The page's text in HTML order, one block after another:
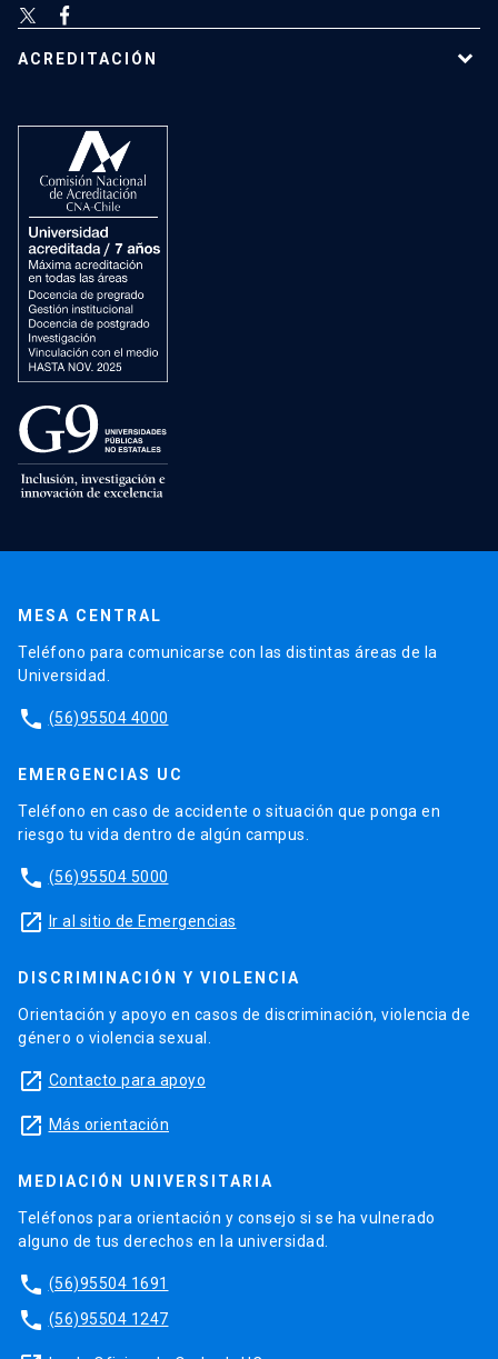
ACREDITACIÓN
MESA CENTRAL
Teléfono para comunicarse con las distintas áreas de la
Universidad.
phone (56)95504 4000
EMERGENCIAS UC
Teléfono en caso de accidente o situación que ponga en
riesgo tu vida dentro de algún campus.
phone (56)95504 5000
launch Ir al sitio de Emergencias
DISCRIMINACIÓN Y VIOLENCIA
Orientación y apoyo en casos de discriminación, violencia de
género o violencia sexual.
launch Contacto para apoyo
launch Más orientación
MEDIACIÓN UNIVERSITARIA
Teléfonos para orientación y consejo si se ha vulnerado
alguno de tus derechos en la universidad.
phone (56)95504 1691
phone (56)95504 1247